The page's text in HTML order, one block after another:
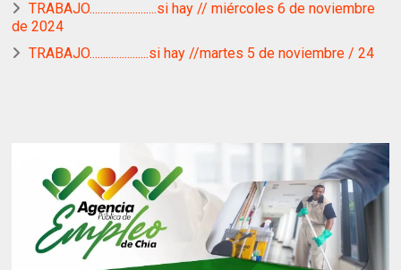
TRABAJO.........................si hay // miércoles 6 de noviembre
de 2024
TRABAJO......................si hay //martes 5 de noviembre / 24